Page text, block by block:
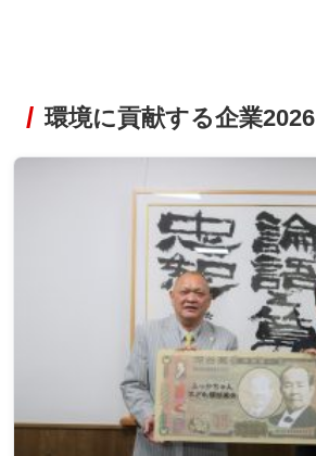
環境に貢献する企業2026